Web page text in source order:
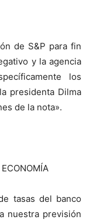
de S&P para fin
y la agencia
los
presidenta Dilma
de la nota».
tasas del banco
nuestra previsión